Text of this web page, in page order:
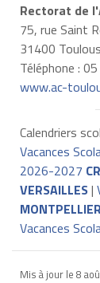
Rectorat de
75, rue Saint
31400
Téléphone :
www.ac-
Calendriers
Vacances
2026-2027
VERSAILLES|
MONTPELLIER
Vacances
Mis à jour le 8